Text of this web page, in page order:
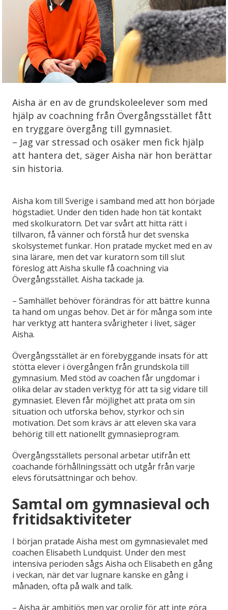
Aisha är en av de grundskoleelever som med
hjälp av coachning från Övergångsstället fått
en tryggare övergång till gymnasiet.
– Jag var stressad och osäker men fick hjälp
att hantera det, säger Aisha när hon berättar
sin historia.
Aisha kom till Sverige i samband med att hon började
högstadiet. Under den tiden hade hon tät kontakt
med skolkuratorn. Det var svårt att hitta rätt i
tillvaron, få vänner och förstå hur det svenska
skolsystemet funkar. Hon pratade mycket med en av
sina lärare, men det var kuratorn som till slut
föreslog att Aisha skulle få coachning via
Övergångsstället. Aisha tackade ja.
– Samhället behöver förändras för att bättre kunna
ta hand om ungas behov. Det är för många som inte
har verktyg att hantera svårigheter i livet, säger
Aisha.
Övergångsstället är en förebyggande insats för att
stötta elever i övergången från grundskola till
gymnasium. Med stöd av coachen får ungdomar i
olika delar av staden verktyg för att ta sig vidare till
gymnasiet. Eleven får möjlighet att prata om sin
situation och utforska behov, styrkor och sin
motivation. Det som krävs är att eleven ska vara
behörig till ett nationellt gymnasieprogram.
Övergångsställets personal arbetar utifrån ett
coachande förhållningssätt och utgår från varje
elevs förutsättningar och behov.
Samtal om gymnasieval och
fritidsaktiviteter
I början pratade Aisha mest om gymnasievalet med
coachen Elisabeth Lundquist. Under den mest
intensiva perioden sågs Aisha och Elisabeth en gång
i veckan, när det var lugnare kanske en gång i
månaden, ofta på walk and talk.
– Aisha är ambitiös men var orolig för att inte göra